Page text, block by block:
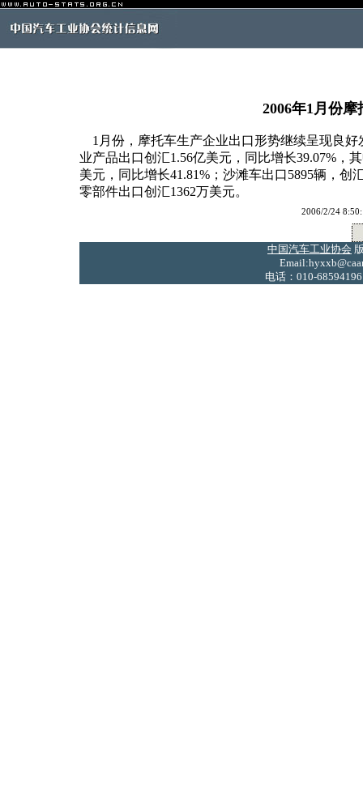
2006年1月份
1月份，摩托车生产企业出口形势继续呈现良好
业产品出口创汇1.56亿美元，同比增长39.07%，
美元，同比增长41.81%；沙滩车出口5895辆，创
零部件出口创汇1362万美元。
2006/2/24
中国汽车工业协会
电话：010-